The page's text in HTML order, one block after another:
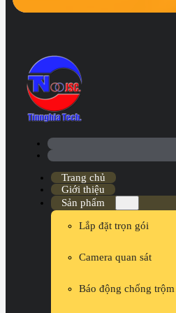
Trang chủ
Giới thiệu
Sản phẩm
Lắp đặt trọn gói
Camera quan sát
Báo động chống trộm